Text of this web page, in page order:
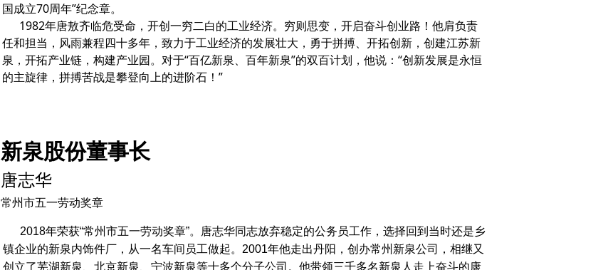
国成立70周年”纪念章。
1982年唐敖齐临危受命，开创一穷二白的工业经济。穷则思变，开启奋斗创业路！他肩负责
任和担当，风雨兼程四十多年，致力于工业经济的发展壮大，勇于拼搏、开拓创新，创建江苏新
泉，开拓产业链，构建产业园。对于“百亿新泉、百年新泉”的双百计划，他说：“创新发展是永恒
的主旋律，拼搏苦战是攀登向上的进阶石！”
新泉股份董事长
唐志华
常州市五一劳动奖章
2018年荣获“常州市五一劳动奖章”。唐志华同志放弃稳定的公务员工作，选择回到当时还是乡
镇企业的新泉内饰件厂，从一名车间员工做起。2001年他走出丹阳，创办常州新泉公司，相继又
创立了芜湖新泉、北京新泉、宁波新泉等十多个分子公司。他带领三千多名新泉人走上奋斗的康